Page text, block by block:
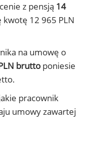
z pensją 14
12 965 PLN
na umowę o
brutto poniesie
pracownik
umowy zawartej